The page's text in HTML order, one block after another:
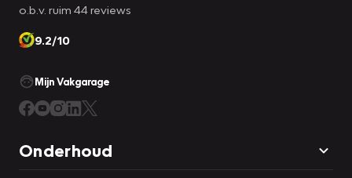
o.b.v. ruim 44 reviews
9.2/10
Mijn Vakgarage
Onderhoud